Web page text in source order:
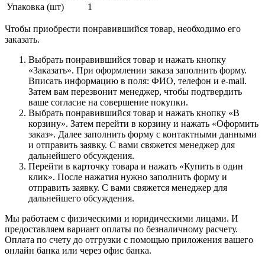
Упаковка (шт)
1
Чтобы приобрести понравившийся товар, необходимо его
заказать.
Выбрать понравившийся товар и нажать кнопку
«Заказать». При оформлении заказа заполнить форму.
Вписать информацию в поля: ФИО, телефон и e-mail.
Затем вам перезвонит менеджер, чтобы подтвердить
ваше согласие на совершение покупки.
Выбрать понравившийся товар и нажать кнопку «В
корзину». Затем перейти в корзину и нажать «Оформить
заказ». Далее заполнить форму с контактными данными
и отправить заявку. С вами свяжется менеджер для
дальнейшего обсуждения.
Перейти в карточку товара и нажать «Купить в один
клик». После нажатия нужно заполнить форму и
отправить заявку. С вами свяжется менеджер для
дальнейшего обсуждения.
Мы работаем с физическими и юридическими лицами. И
предоставляем вариант оплаты по безналичному расчету.
Оплата по счету до отгрузки с помощью приложения вашего
онлайн банка или через офис банка.